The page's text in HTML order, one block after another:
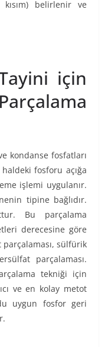
belirlenir ve
için
kondanse fosfatları
fosforu açığa
işlemi uygulanır.
tipine bağlıdır.
Bu parçalama
derecesine göre
sülfürik
parçalaması.
tekniği için
ve en kolay metot
uygun fosfor geri